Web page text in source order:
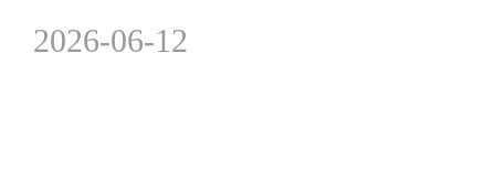
2026-06-12